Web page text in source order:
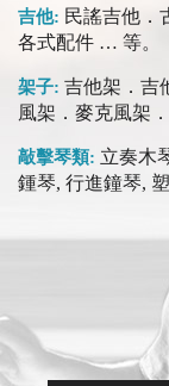
吉他: 民謠吉他．
各式配件 … 等。
架子: 吉他架．吉
風架．麥克風架
敲擊琴類: 立奏木
鍾琴, 行進鐘琴,